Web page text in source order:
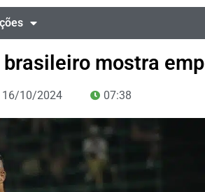
mostra
16/10/2024 07:38